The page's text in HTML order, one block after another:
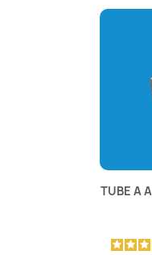
TUBE A